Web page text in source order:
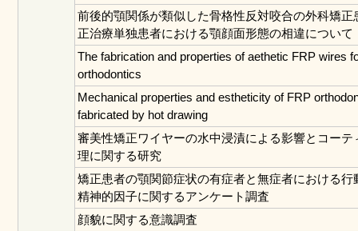
前後的顎関係が類似した骨格性反対咬合の外科矯正
正治療単独患者における顎顔面形態の相違について
The fabrication and properties of aethetic FRP wires
orthodontics
Mechanical properties and estheticity of FRP
fabricated by hot drawing
審美性矯正ワイヤーの水中浸漬による影響とコーテ
理に関する研究
矯正患者の顎関節症状の有症者と無症者における行
精神的因子に関するアンケート調査
顔貌に関する意識調査